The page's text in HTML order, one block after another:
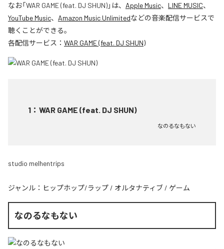
なお「WAR GAME (feat. DJ SHUN)」は、 Apple Music、 LINE MUSIC、
YouTube Music、 Amazon Music Unlimitedなどの音楽配信サービスで
聴くことができる。
各配信サービス： WAR GAME (feat. DJ SHUN)
1 ： WAR GAME (feat. DJ SHUN)
なのるなもない
studio melhentrips
ジャンル： ヒップホップ/ラップ / オルタナティブ / ゲーム
なのるなもない